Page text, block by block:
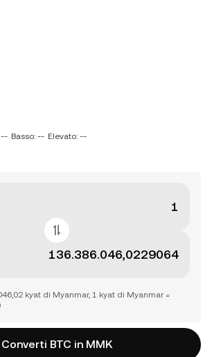
-- Basso: -- Elevato: --
kyat di Myanmar, 1 kyat di Myanmar =
Converti BTC in MMK